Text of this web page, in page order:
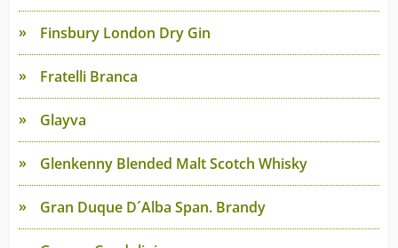
Finsbury London Dry Gin
Fratelli Branca
Glayva
Glenkenny Blended Malt Scotch Whisky
Gran Duque D´Alba Span. Brandy